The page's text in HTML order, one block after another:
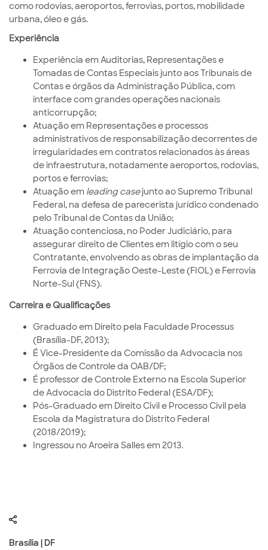
como rodovias, aeroportos, ferrovias, portos, mobilidade
urbana, óleo e gás.
Experiência
Experiência em Auditorias, Representações e
Tomadas de Contas Especiais junto aos Tribunais de
Contas e órgãos da Administração Pública, com
interface com grandes operações nacionais
anticorrupção;
Atuação em Representações e processos
administrativos de responsabilização decorrentes de
irregularidades em contratos relacionados às áreas
de infraestrutura, notadamente aeroportos, rodovias,
portos e ferrovias;
Atuação em leading casejunto ao Supremo Tribunal
Federal, na defesa de parecerista jurídico condenado
pelo Tribunal de Contas da União;
Atuação contenciosa, no Poder Judiciário, para
assegurar direito de Clientes em litígio com o seu
Contratante, envolvendo as obras de implantação da
Ferrovia de Integração Oeste-Leste (FIOL) e Ferrovia
Norte-Sul (FNS).
Carreira e Qualificações
Graduado em Direito pela Faculdade Processus
(Brasília-DF, 2013);
É Vice-Presidente da Comissão da Advocacia nos
Órgãos de Controle da OAB/DF;
É professor de Controle Externo na Escola Superior
de Advocacia do Distrito Federal (ESA/DF);
Pós-Graduado em Direito Civil e Processo Civil pela
Escola da Magistratura do Distrito Federal
(2018/2019);
Ingressou no Aroeira Salles em 2013.
Brasília | DF